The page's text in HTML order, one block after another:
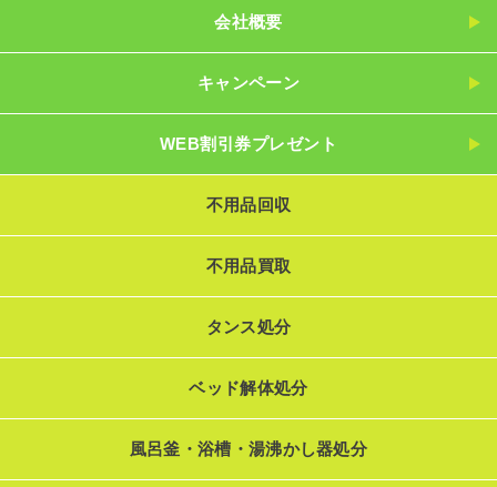
会社概要
キャンペーン
WEB割引券プレゼント
不用品回収
不用品買取
タンス処分
ベッド解体処分
風呂釜・浴槽・湯沸かし器処分